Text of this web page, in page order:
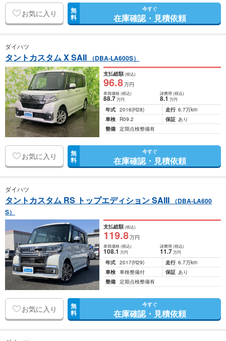
お気に入り 無
料
今すぐ
在庫確認・見積依頼
ダイハツ
タントカスタム X SAII （DBA-LA600S）
支払総額(税込)
96.8万円
車両価格(税込)
88.7万円
諸費用 (税込)
8.1 万円
年式 2016(H28) 走行 6.7万km
車検
R09.2 保証 あり
整備 定期点検整備有
お気に入り 無
料
今すぐ
在庫確認・見積依頼
ダイハツ
タントカスタム RS トップエディション SAIII
（DBA-LA600
S）
支払総額(税込)
119.8万円
車両価格(税込)
108.1万円
諸費用 (税込)
11.7 万円
年式 2017(H29) 走行 6.7万km
車検 車検整備付 保証 あり
整備 定期点検整備有
お気に入り 無
料
今すぐ
在庫確認・見積依頼